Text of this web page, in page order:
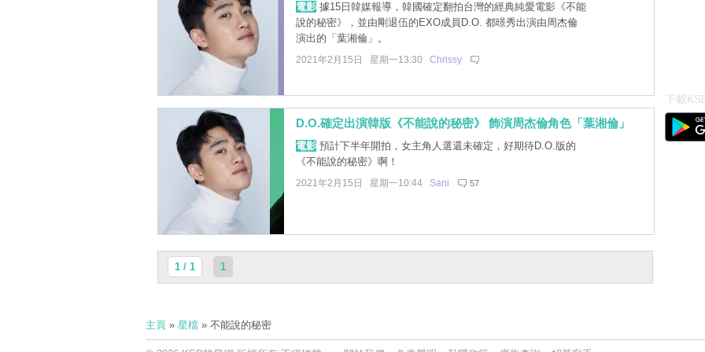
電影據15日韓媒報導，韓國確定翻拍台灣的經典純愛電影《不能
說的秘密》，並由剛退伍的EXO成員D.O. 都暻秀出演由周杰倫
演出的「葉湘倫」。
2021年2月15日 星期一13:30 Chrissy
D.O.確定出演韓版《不能說的秘密》 飾演周杰倫角色「葉湘倫」
電影預計下半年開拍，女主角人選還未確定，好期待D.O.版的
《不能說的秘密》啊！
2021年2月15日 星期一10:44 Sani 57
1 / 1 1
下載
主頁» 星檔» 不能說的秘密